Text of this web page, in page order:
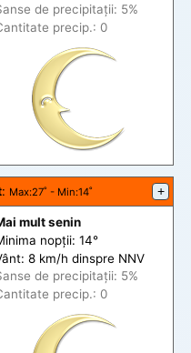
de precipitații: 5%
precip.: 0
: Max:27˚ - Min:14˚ +
mult senin
nopții: 14°
8 km/h dinspre NNV
de precipitații: 5%
precip.: 0